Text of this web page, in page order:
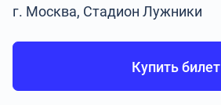
г. Москва, Стадион Лужники
Купить билет